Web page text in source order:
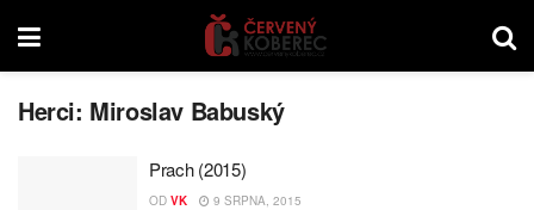
Herci: Miroslav Babuský
Prach (2015)
OD VK 9 SRPNA, 2015